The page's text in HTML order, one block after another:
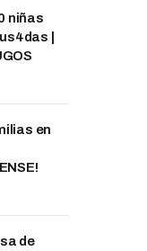
niñas
|
en
de